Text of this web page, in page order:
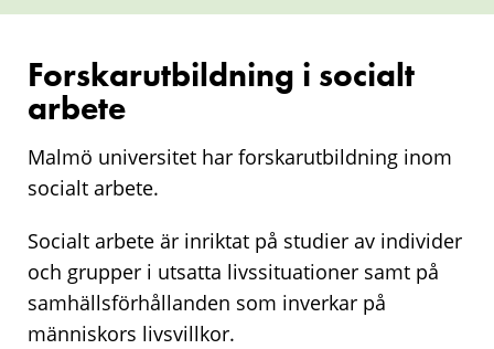
Forskarutbildning i socialt
arbete
Malmö universitet har forskarutbildning inom
socialt arbete.
Socialt arbete är inriktat på studier av individer
och grupper i utsatta livssituationer samt på
samhällsförhållanden som inverkar på
människors livsvillkor.